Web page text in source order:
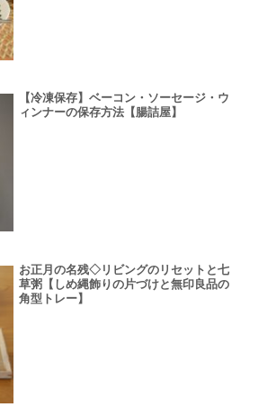
【冷凍保存】ベーコン・ソーセージ・ウ
ィンナーの保存方法【腸詰屋】
お正月の名残◇リビングのリセットと七
草粥【しめ縄飾りの片づけと無印良品の
角型トレー】